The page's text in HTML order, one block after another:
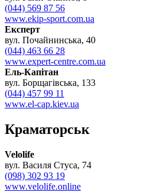
(044) 569 87 56
www.ekip-sport.com.ua
Експерт
вул. Почайнинська, 40
(044) 463 66 28
www.expert-centre.com.ua
Ель-Капітан
вул. Борщагівська, 133
(044) 457 99 11
www.el-cap.kiev.ua
Краматорськ
Velolife
вул. Василя Cтуса, 74
(098) 302 93 19
www.velolife.online